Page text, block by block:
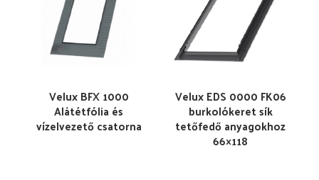
Velux BFX 1000
Alátétfólia és
vízelvezető csatorna
Velux EDS 0000 FK06
burkolókeret sík
tetőfedő anyagokhoz
66×118